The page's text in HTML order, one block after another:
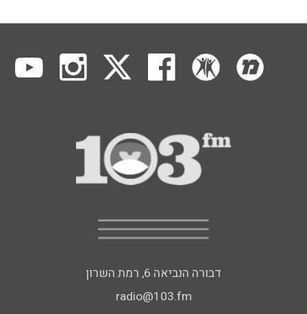
דבורה הנביאה 6, רמת השרון
radio@103.fm